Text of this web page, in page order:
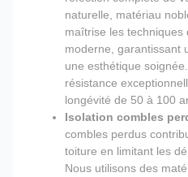
naturelle, matériau
maîtrise les
moderne, garantissant
une esthétique
résistance
longévité de 50 à 100
Isolation combles
combles perdus
toiture en limitant les
Nous utilisons des